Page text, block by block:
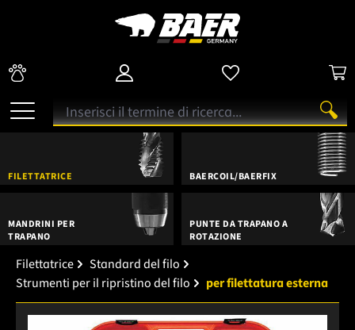
FILETTATRICE BAERCOIL/BAERFIX
MANDRINI PER
TRAPANO
PUNTE DA TRAPANO A
ROTAZIONE
Filettatrice
Standard del filo
Strumenti per il ripristino del filo
per filettatura esterna
Salta la galleria di immagini